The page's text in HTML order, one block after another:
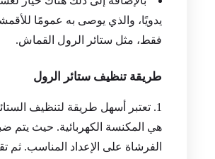
يدويًا، والذي يوصى به عمومًا
فقط، مثل ستائر الرول القماش.
طريقة تنظيف ستائر الرول
تعتبر أسهل طريقة لتنظيف
هي المكنسة الكهربائية. حيث يتم
الفرشاة على الإعداد المناسب. ثم